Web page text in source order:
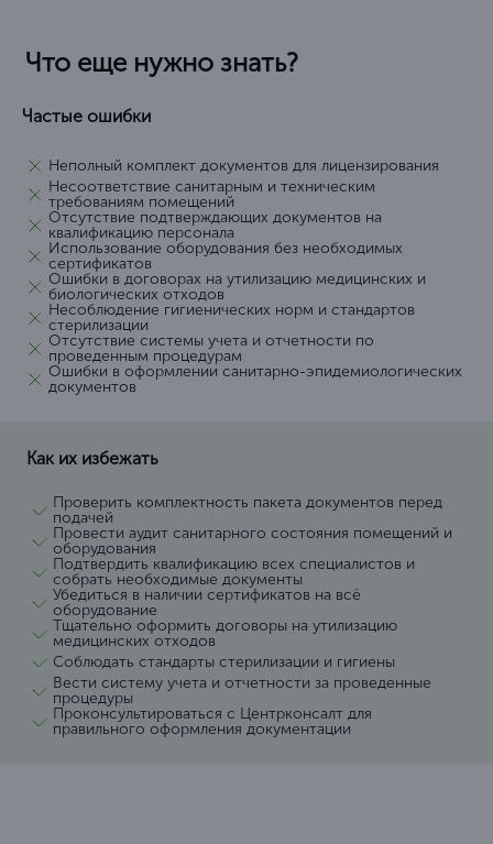
Что еще нужно знать?
Частые ошибки
Неполный комплект документов для лицензирования
Несоответствие санитарным и техническим
требованиям помещений
Отсутствие подтверждающих документов на
квалификацию персонала
Использование оборудования без необходимых
сертификатов
Ошибки в договорах на утилизацию медицинских и
биологических отходов
Несоблюдение гигиенических норм и стандартов
стерилизации
Отсутствие системы учета и отчетности по
проведенным процедурам
Ошибки в оформлении санитарно-эпидемиологических
документов
Как их избежать
Проверить комплектность пакета документов перед
подачей
Провести аудит санитарного состояния помещений и
оборудования
Подтвердить квалификацию всех специалистов и
собрать необходимые документы
Убедиться в наличии сертификатов на всё
оборудование
Тщательно оформить договоры на утилизацию
медицинских отходов
Соблюдать стандарты стерилизации и гигиены
Вести систему учета и отчетности за проведенные
процедуры
Проконсультироваться с Центрконсалт для
правильного оформления документации